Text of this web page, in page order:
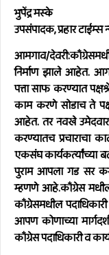
भुपेंद्रमस्के
उपसंपादक, प्रहार टाईम्स
आमगाव/देवरी:
निर्माण झाले आहेत.
पत्ता साफ करण्यात
काम करणे सोडाच ते
आहेत. तर नवखे उमेदवार
करण्यातच प्रचाराचा
एकसंघ कार्यकर्त्यांच्या
पुराम आपला गड सर
म्हणणे आहे.काँग्रेस मधील
काँग्रेसमधील
आपण कोणाच्या
काँग्रेस पदाधिकारी व